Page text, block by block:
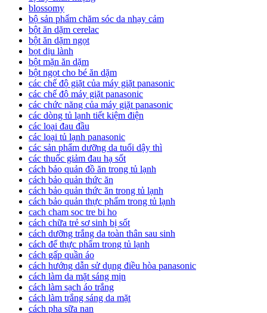
blossomy
bộ sản phẩm chăm sóc da nhạy cảm
bột ăn dặm cerelac
bột ăn dặm ngọt
bọt dịu lành
bột mặn ăn dặm
bột ngọt cho bé ăn dặm
các chế độ giặt của máy giặt panasonic
các chế độ máy giặt panasonic
các chức năng của máy giặt panasonic
các dòng tủ lạnh tiết kiệm điện
các loại đau đầu
các loại tủ lạnh panasonic
các sản phẩm dưỡng da tuổi dậy thì
các thuốc giảm đau hạ sốt
cách bảo quản đồ ăn trong tủ lạnh
cách bảo quản thức ăn
cách bảo quản thức ăn trong tủ lạnh
cách bảo quản thực phẩm trong tủ lạnh
cach cham soc tre bi ho
cách chữa trẻ sơ sinh bị sốt
cách dưỡng trắng da toàn thân sau sinh
cách để thực phẩm trong tủ lạnh
cách gấp quần áo
cách hướng dẫn sử dụng điều hòa panasonic
cách làm da mặt sáng mịn
cách làm sạch áo trắng
cách làm trắng sáng da mặt
cách pha sữa nan